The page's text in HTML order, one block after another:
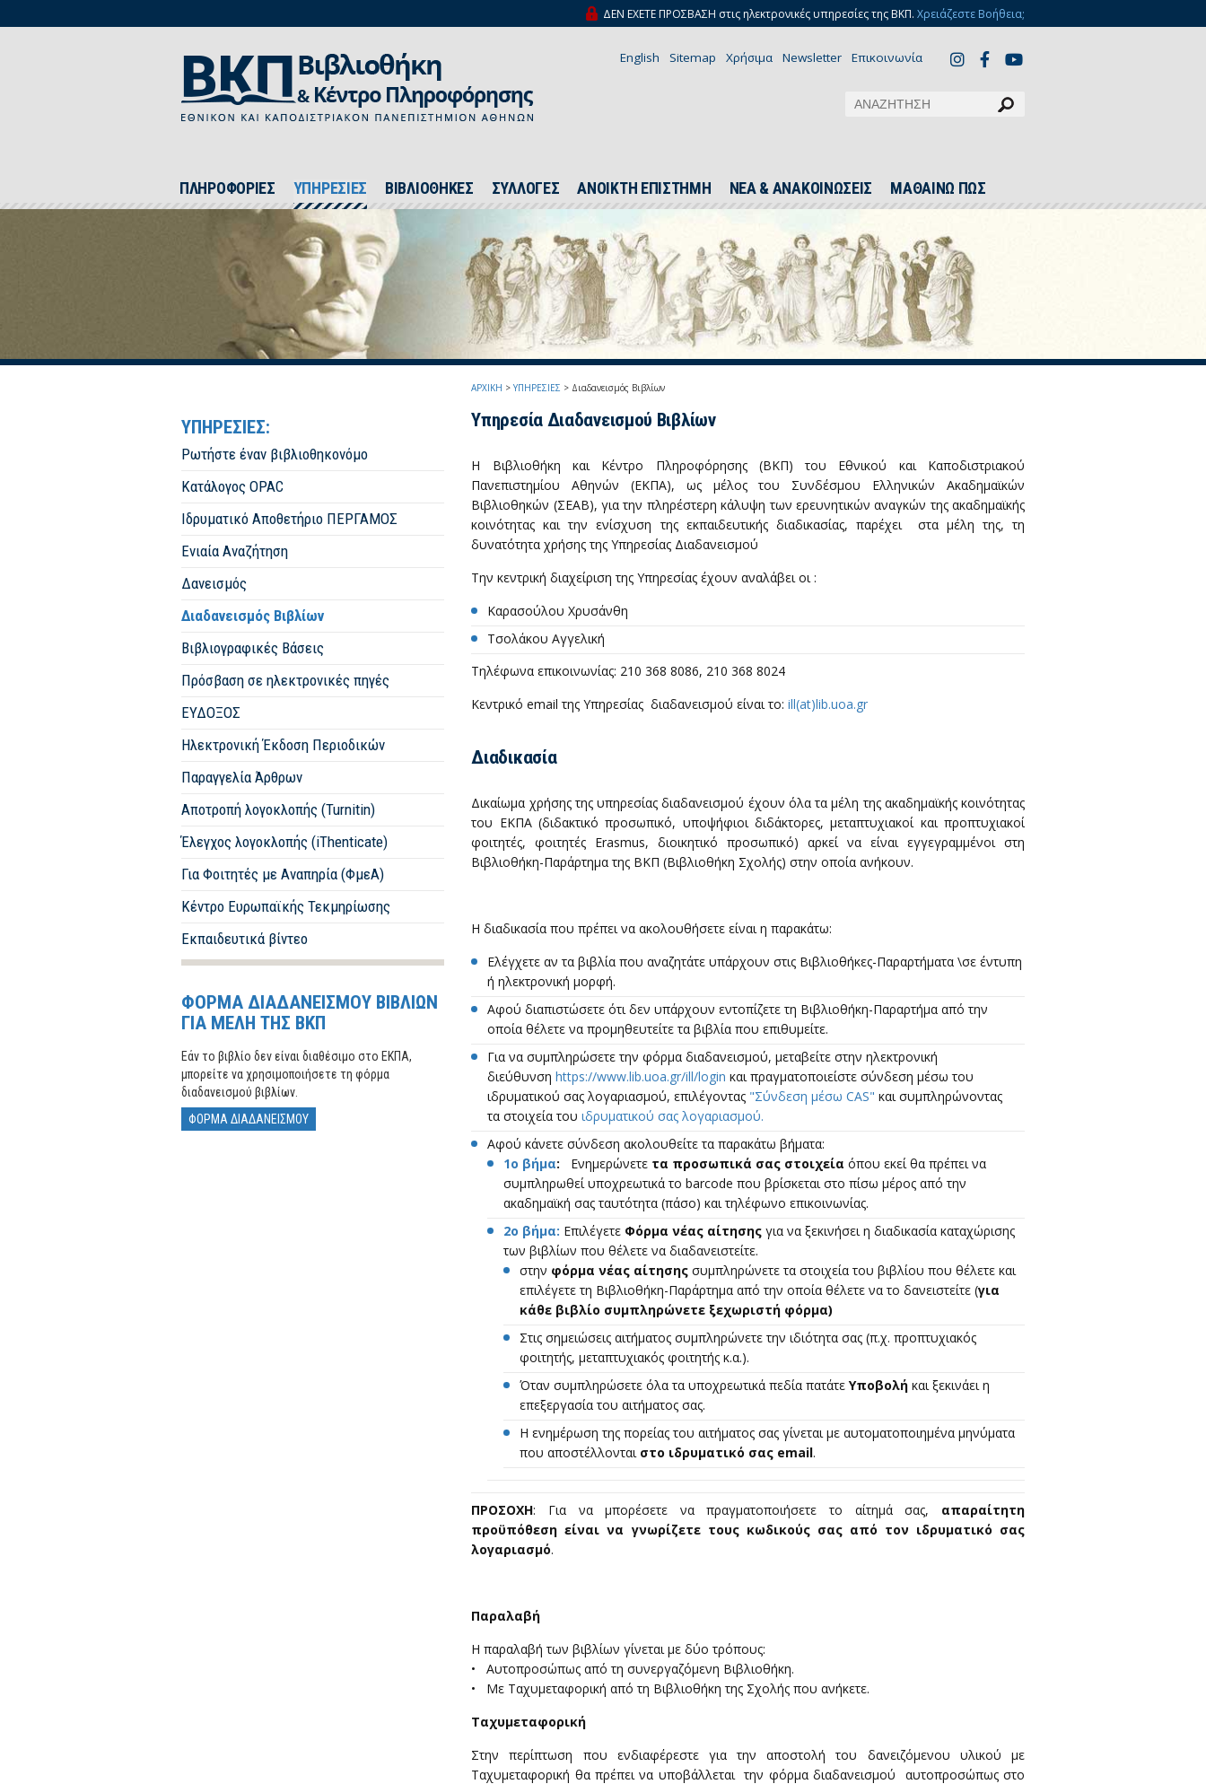
ΔΕΝ ΕΧΕΤΕ ΠΡΟΣΒΑΣΗ στις ηλεκτρονικές υπηρεσίες της ΒΚΠ. Χρειάζεστε Βοήθεια;
English Sitemap Χρήσιμα Newsletter Επικοινωνία
ΠΛΗΡΟΦΟΡΙΕΣ ΥΠΗΡΕΣΙΕΣ ΒΙΒΛΙΟΘΗΚΕΣ ΣΥΛΛΟΓΕΣ ΑΝΟΙΚΤΗ ΕΠΙΣΤΗΜΗ ΝΕΑ & ΑΝΑΚΟΙΝΩΣΕΙΣ ΜΑΘΑΙΝΩ ΠΩΣ
ΥΠΗΡΕΣΙΕΣ:
Ρωτήστε έναν βιβλιοθηκονόμο
Κατάλογος OPAC
Ιδρυματικό Αποθετήριο ΠΕΡΓΑΜΟΣ
Ενιαία Αναζήτηση
Δανεισμός
Διαδανεισμός Βιβλίων
Βιβλιογραφικές Βάσεις
Πρόσβαση σε ηλεκτρονικές πηγές
ΕΥΔΟΞΟΣ
Ηλεκτρονική Έκδοση Περιοδικών
Παραγγελία Άρθρων
Αποτροπή λογοκλοπής (Turnitin)
Έλεγχος λογοκλοπής (iThenticate)
Για Φοιτητές με Αναπηρία (ΦμεΑ)
Κέντρο Ευρωπαϊκής Τεκμηρίωσης
Εκπαιδευτικά βίντεο
ΦΟΡΜΑ ΔΙΑΔΑΝΕΙΣΜΟΥ ΒΙΒΛΙΩΝ
ΓΙΑ ΜΕΛΗ ΤΗΣ ΒΚΠ
Εάν το βιβλίο δεν είναι διαθέσιμο στο ΕΚΠΑ,
μπορείτε να χρησιμοποιήσετε τη φόρμα
διαδανεισμού βιβλίων.
ΦΟΡΜΑ ΔΙΑΔΑΝΕΙΣΜΟΥ
ΑΡΧΙΚΗ > ΥΠΗΡΕΣΙΕΣ > Διαδανεισμός Βιβλίων
Υπηρεσία Διαδανεισμού Βιβλίων
Η Βιβλιοθήκη και Κέντρο Πληροφόρησης (ΒΚΠ) του Εθνικού και Καποδιστριακού
Πανεπιστημίου Αθηνών (ΕΚΠΑ), ως μέλος του Συνδέσμου Ελληνικών Ακαδημαϊκών
Βιβλιοθηκών (ΣΕΑΒ), για την πληρέστερη κάλυψη των ερευνητικών αναγκών της ακαδημαϊκής
κοινότητας και την ενίσχυση της εκπαιδευτικής διαδικασίας, παρέχει στα μέλη της, τη
δυνατότητα χρήσης της Υπηρεσίας Διαδανεισμού
Την κεντρική διαχείριση της Υπηρεσίας έχουν αναλάβει οι :
Καρασούλου Χρυσάνθη
Τσολάκου Αγγελική
Τηλέφωνα επικοινωνίας: 210 368 8086, 210 368 8024
Κεντρικό email της Υπηρεσίας διαδανεισμού είναι το:ill(at)lib.uoa.gr
Διαδικασία
Δικαίωμα χρήσης της υπηρεσίας διαδανεισμού έχουν όλα τα μέλη της ακαδημαϊκής κοινότητας
του ΕΚΠΑ (διδακτικό προσωπικό, υποψήφιοι διδάκτορες, μεταπτυχιακοί και προπτυχιακοί
φοιτητές, φοιτητές Erasmus, διοικητικό προσωπικό) αρκεί να είναι εγγεγραμμένοι στη
Βιβλιοθήκη-Παράρτημα της ΒΚΠ (Βιβλιοθήκη Σχολής) στην οποία ανήκουν.
Η διαδικασία που πρέπει να ακολουθήσετε είναι η παρακάτω:
Ελέγχετε αν τα βιβλία που αναζητάτε υπάρχουν στις Βιβλιοθήκες-Παραρτήματα \σε έντυπη
ή ηλεκτρονική μορφή.
Αφού διαπιστώσετε ότι δεν υπάρχουν εντοπίζετε τη Βιβλιοθήκη-Παραρτήμα από την
οποία θέλετε να προμηθευτείτε τα βιβλία που επιθυμείτε.
Για να συμπληρώσετε την φόρμα διαδανεισμού, μεταβείτε στην ηλεκτρονική
διεύθυνσηhttps://www.lib.uoa.gr/ill/login και πραγματοποιείστε σύνδεση μέσω του
ιδρυματικού σας λογαριασμού, επιλέγοντας "Σύνδεση μέσω CAS" και συμπληρώνοντας
τα στοιχεία τουιδρυματικού σας λογαριασμού.
Αφού κάνετε σύνδεση ακολουθείτε τα παρακάτω βήματα:
1ο βήμα: Ενημερώνετε τα προσωπικά σας στοιχεία όπου εκεί θα πρέπει να
συμπληρωθεί υποχρεωτικά το barcode που βρίσκεται στο πίσω μέρος από την
ακαδημαϊκή σας ταυτότητα (πάσο) και τηλέφωνο επικοινωνίας.
2ο βήμα: Επιλέγετε Φόρμα νέας αίτησης για να ξεκινήσει η διαδικασία καταχώρισης
των βιβλίων που θέλετε να διαδανειστείτε.
στην φόρμα νέας αίτησης συμπληρώνετε τα στοιχεία του βιβλίου που θέλετε και
επιλέγετε τη Βιβλιοθήκη-Παράρτημα από την οποία θέλετε να το δανειστείτε (για
κάθε βιβλίο συμπληρώνετε ξεχωριστή φόρμα)
Στις σημειώσεις αιτήματος συμπληρώνετε την ιδιότητα σας (π.χ. προπτυχιακός
φοιτητής, μεταπτυχιακός φοιτητής κ.α.).
Όταν συμπληρώσετε όλα τα υποχρεωτικά πεδία πατάτεΥποβολή και ξεκινάει η
επεξεργασία του αιτήματος σας.
Η ενημέρωση της πορείας του αιτήματος σας γίνεται με αυτοματοποιημένα μηνύματα
που αποστέλλονται στο ιδρυματικό σας email.
ΠΡΟΣΟΧΗ: Για να μπορέσετε να πραγματοποιήσετε το αίτημά σας, απαραίτητη
προϋπόθεση είναι να γνωρίζετε τους κωδικούς σας από τον ιδρυματικό σας
λογαριασμό.
Παραλαβή
Η παραλαβή των βιβλίων γίνεται με δύο τρόπους:
• Αυτοπροσώπως από τη συνεργαζόμενη Βιβλιοθήκη.
• Με Ταχυμεταφορική από τη Βιβλιοθήκη της Σχολής που ανήκετε.
Ταχυμεταφορική
Στην περίπτωση που ενδιαφέρεστε για την αποστολή του δανειζόμενου υλικού με
Ταχυμεταφορική θα πρέπει να υποβάλλεται την φόρμα διαδανεισμού αυτοπροσώπως στο